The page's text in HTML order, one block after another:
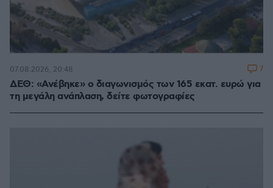
ΔΕΘ: «Ανέβηκε» ο διαγωνισμός των 165 εκατ. ευρώ για
τη μεγάλη ανάπλαση, δείτε φωτογραφίες
07.08.2026, 20:48 7